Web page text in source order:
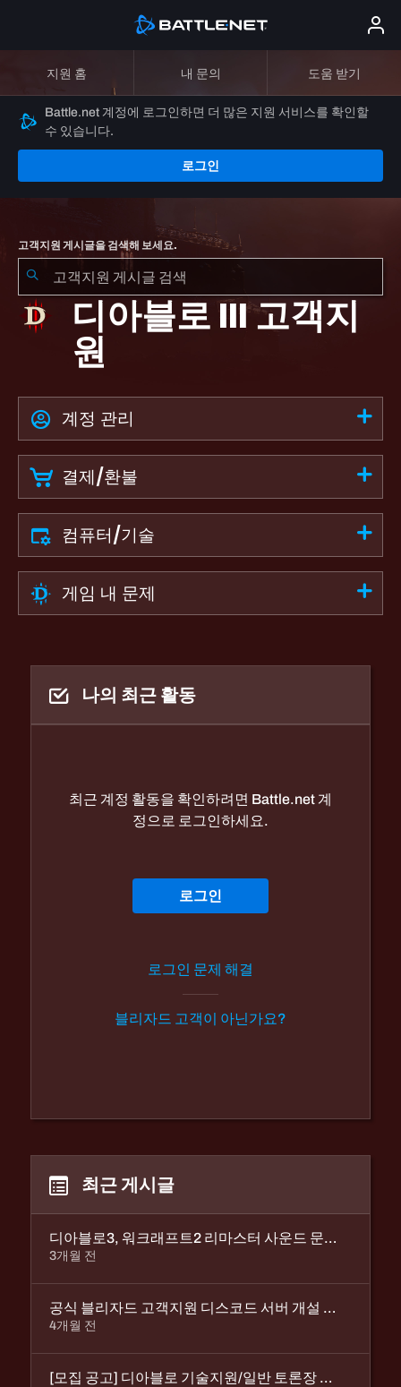
지원 홈 내 문의 도움 받기
Battle.net 계정에 로그인하면 더 많은 지원 서비스를 확인할
수 있습니다.
로그인
고객지원 게시글을 검색해 보세요.
디아블로 III 고객지
원
계정 관리
결제/환불
컴퓨터/기술
게임 내 문제
나의 최근 활동
최근 계정 활동을 확인하려면 Battle.net 계
정으로 로그인하세요.
로그인
로그인 문제 해결
블리자드 고객이 아닌가요?
최근 게시글
디아블로3, 워크래프트2 리마스터 사운드 문제입니다
3개월 전
공식 블리자드 고객지원 디스코드 서버 개설 안내
4개월 전
[모집 공고] 디아블로 기술지원/일반 토론장 mvp 요원 모집